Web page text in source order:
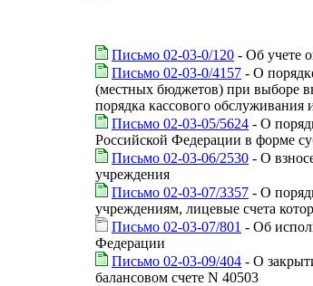
Письмо 02-03-0/120 - Об учете
Письмо 02-03-0/4157 - О
(местных бюджетов) при выборе
порядка кассового
Письмо 02-03-05/5624 - О
Российской Федерации в форме
Письмо 02-03-06/2530 - О
учреждения
Письмо 02-03-07/3357 - О
учреждениям, лицевые счета
Письмо 02-03-07/801 - Об
Федерации
Письмо 02-03-09/404 - О
балансовом счете N 40503